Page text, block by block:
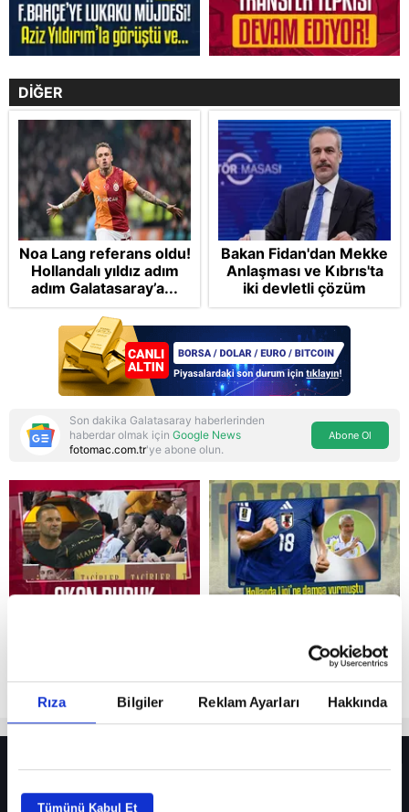
Rıza Bilgiler Reklam Ayarları Hakkında
Tümünü Kabul Et
Reddet
DİĞER
Noa Lang referans oldu!
Hollandalı yıldız adım
adım Galatasaray’a...
Bakan Fidan'dan Mekke
Anlaşması ve Kıbrıs'ta
iki devletli çözüm
mesajı: Bize
saldırmayan hiçbir ülke
hedefimizde değil
Son dakika Galatasaray haberlerinden
haberdar olmak için Google News
fotomac.com.tr'ye abone olun.
Abone Ol
Fenerbahçe’de sürpriz ayrılık ihtimali! Devre arasında gelmişti